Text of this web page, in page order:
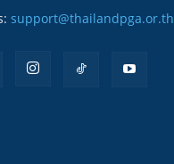
support@thailandpga.or.th